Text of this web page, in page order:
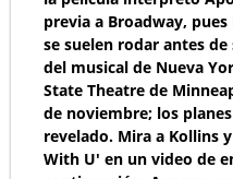
previa a Broadway,
se suelen rodar antes
del musical de Nueva
State Theatre de
de noviembre; los
revelado. Mira a Kollins
With U' en un video de